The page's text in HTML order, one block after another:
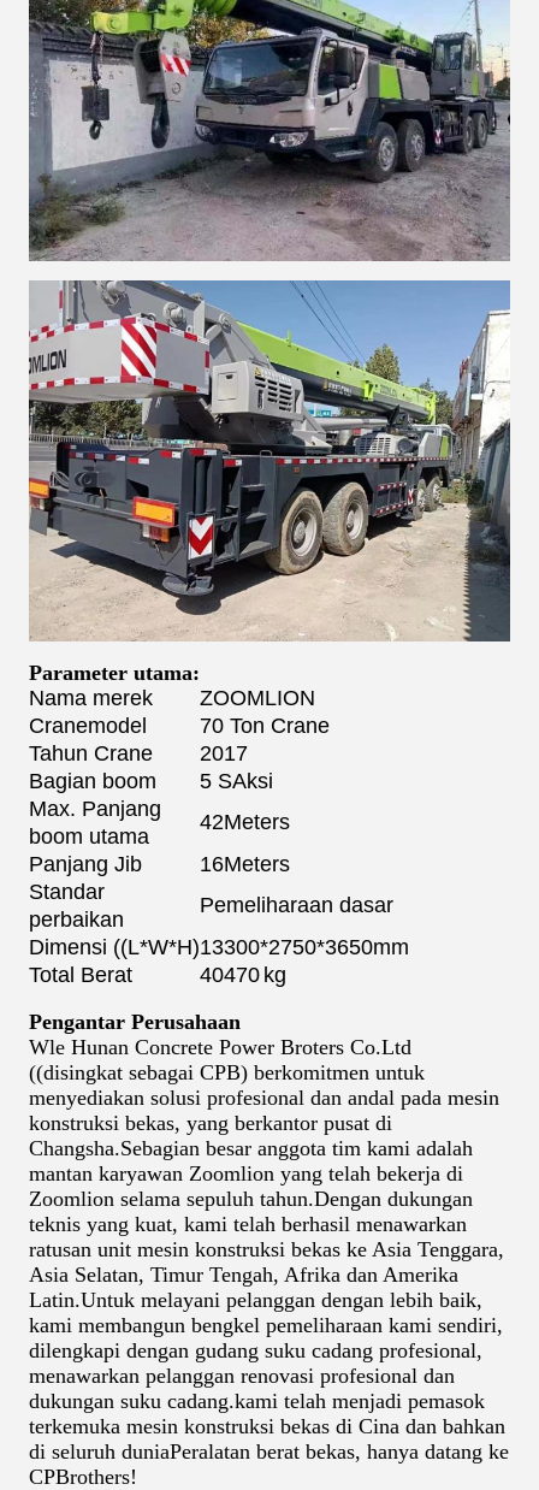
Parameter utama:
Nama merek
ZOOMLION
Cranemodel
70 Ton Crane
Tahun Crane
2017
Bagian boom
5 SAksi
Max. Panjang
boom utama
42Meters
Panjang Jib
16Meters
Standar
perbaikan
Pemeliharaan dasar
Dimensi ((L*W*H)13300*2750*3650mm
Total Berat
40470 kg
Pengantar Perusahaan
Wle Hunan Concrete Power Broters Co.Ltd
((disingkat sebagai CPB) berkomitmen untuk
menyediakan solusi profesional dan andal pada mesin
konstruksi bekas, yang berkantor pusat di
Changsha.Sebagian besar anggota tim kami adalah
mantan karyawan Zoomlion yang telah bekerja di
Zoomlion selama sepuluh tahun.Dengan dukungan
teknis yang kuat, kami telah berhasil menawarkan
ratusan unit mesin konstruksi bekas ke Asia Tenggara,
Asia Selatan, Timur Tengah, Afrika dan Amerika
Latin.Untuk melayani pelanggan dengan lebih baik,
kami membangun bengkel pemeliharaan kami sendiri,
dilengkapi dengan gudang suku cadang profesional,
menawarkan pelanggan renovasi profesional dan
dukungan suku cadang.kami telah menjadi pemasok
terkemuka mesin konstruksi bekas di Cina dan bahkan
di seluruh duniaPeralatan berat bekas, hanya datang ke
CPBrothers!